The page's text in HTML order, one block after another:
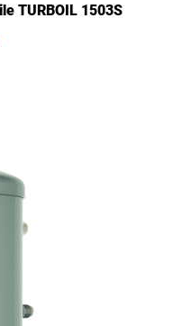
TURBOIL 1503S